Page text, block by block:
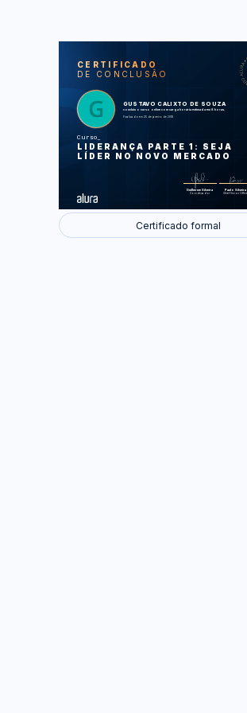
CERTIFICADO
DE CONCLUSÃO
GUSTAVO CALIXTO DE SOUZA
concluiu o curso online com carga horária estimada em 8 horas.
Finalizado em 25 de janeiro de 2018
Curso
LIDERANÇA PARTE 1: SEJA
LÍDER NO NOVO MERCADO
Guilherme Silveira
Coordenador
Paulo Silveira
Chief Vision
Que Líder
Liderança
Foram feitas
Certificado formal